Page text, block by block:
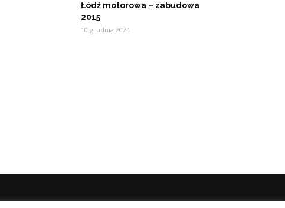
Łódź motorowa – zabudowa
2015
10 grudnia 2024